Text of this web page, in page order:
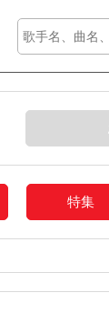
特集